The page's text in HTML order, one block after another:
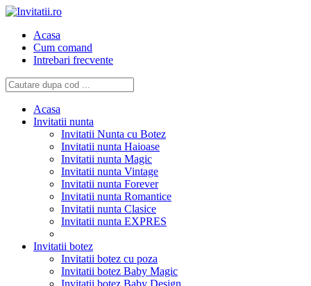
Acasa
Cum comand
Intrebari frecvente
Acasa
Invitatii nunta
Invitatii Nunta cu Botez
Invitatii nunta Haioase
Invitatii nunta Magic
Invitatii nunta Vintage
Invitatii nunta Forever
Invitatii nunta Romantice
Invitatii nunta Clasice
Invitatii nunta EXPRES
Invitatii botez
Invitatii botez cu poza
Invitatii botez Baby Magic
Invitatii botez Baby Design